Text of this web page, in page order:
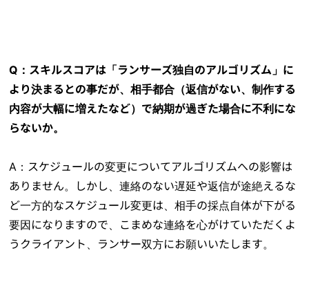
Q：スキルスコアは「ランサーズ独自のアルゴリズム」に
より決まるとの事だが、相手都合（返信がない、制作する
内容が大幅に増えたなど）で納期が過ぎた場合に不利にな
らないか。
A：スケジュールの変更についてアルゴリズムへの影響は
ありません。しかし、連絡のない遅延や返信が途絶えるな
ど一方的なスケジュール変更は、相手の採点自体が下がる
要因になりますので、こまめな連絡を心がけていただくよ
うクライアント、ランサー双方にお願いいたします。